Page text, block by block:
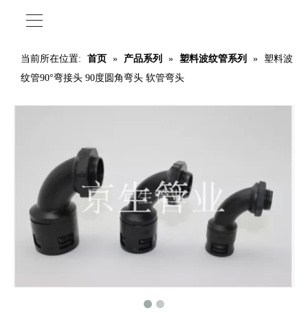
当前所在位置: 首页 » 产品系列 » 塑料波纹管系列 »
塑料波
纹管90°弯接头 90度圆角弯头 软管弯头